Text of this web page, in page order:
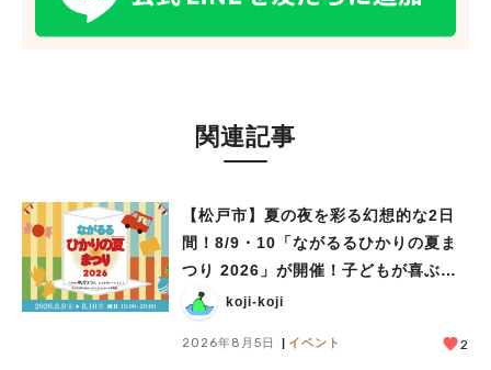
関連記事
【松戸市】夏の夜を彩る幻想的な2日
間！8/9・10「ながるるひかりの夏ま
つり 2026」が開催！子どもが喜ぶワ
ークショップや限定ヒーローショーも
koji-koji
2026年8月5日 イベント 2
人気のキーワード